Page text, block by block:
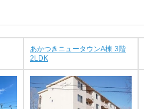
あかつきニュータウンA棟 3階
2LDK